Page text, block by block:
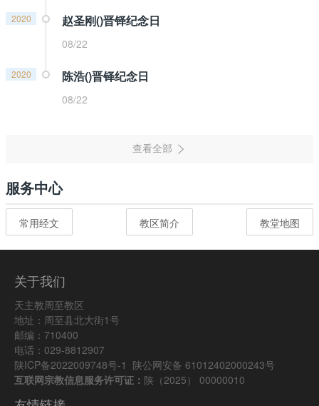
2020 赵圣刚()晋铎纪念日
08/22
2020 陈浩()晋铎纪念日
08/22
服务中心
常用经文 教区简介 教堂地图
关于我们
天主教周至教区
地址：周至县北大街1号
邮编：710400
电话：029-8812907
陕ICP备2022009748号-1 陕公网安备 61012402000243号
互联网宗教信息服务许可证： 陕（2025） 00000010